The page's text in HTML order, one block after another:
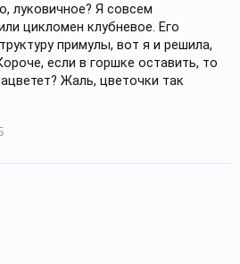
луковичное? Я совсем
цикломен клубневое. Его
примулы, вот я и решила,
если в горшке оставить, то
Жаль, цветочки так